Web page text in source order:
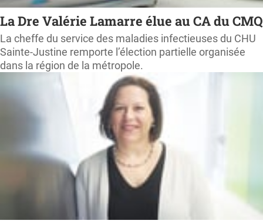
La Dre Valérie Lamarre élue au CA du CMQ
La cheffe du service des maladies infectieuses du CHU
Sainte-Justine remporte l’élection partielle organisée
dans la région de la métropole.